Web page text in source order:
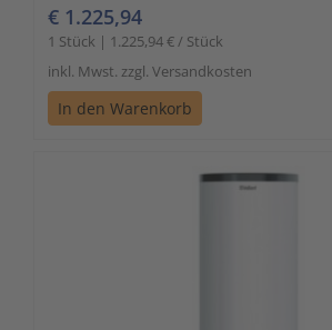
€ 1.225,94
1 Stück | 1.225,94 € / Stück
inkl. Mwst. zzgl. Versandkosten
In den Warenkorb